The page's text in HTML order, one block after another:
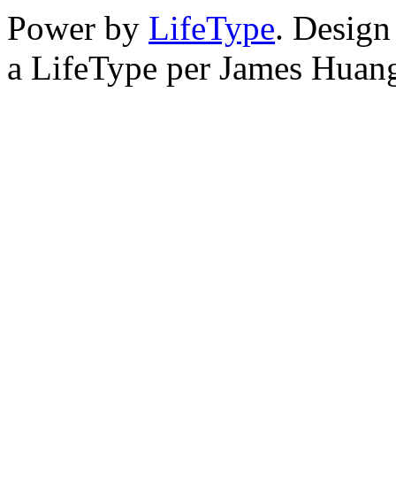
Power by LifeType.
a LifeType per James